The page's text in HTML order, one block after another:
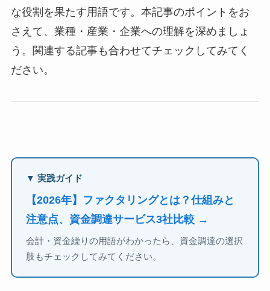
な役割を果たす用語です。本記事のポイントをお
さえて、業種・産業・企業への理解を深めましょ
う。関連する記事も合わせてチェックしてみてく
ださい。
▼ 実践ガイド
【2026年】ファクタリングとは？仕組みと
注意点、資金調達サービス3社比較 →
会計・資金繰りの用語がわかったら、資金調達の選択
肢もチェックしてみてください。